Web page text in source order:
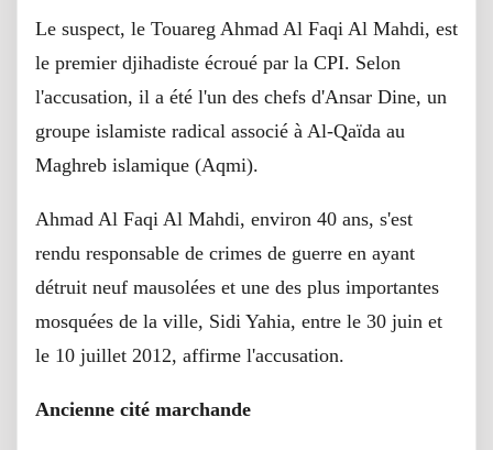
Le suspect, le Touareg Ahmad Al Faqi Al Mahdi, est
le premier djihadiste écroué par la CPI. Selon
l'accusation, il a été l'un des chefs d'Ansar Dine, un
groupe islamiste radical associé à Al-Qaïda au
Maghreb islamique (Aqmi).
Ahmad Al Faqi Al Mahdi, environ 40 ans, s'est
rendu responsable de crimes de guerre en ayant
détruit neuf mausolées et une des plus importantes
mosquées de la ville, Sidi Yahia, entre le 30 juin et
le 10 juillet 2012, affirme l'accusation.
Ancienne cité marchande